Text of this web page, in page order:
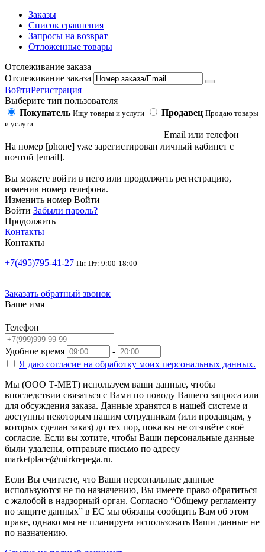
Заказы
Список сравнения
Запросы на возврат
Отложенные товары
Отслеживание заказа
Отслеживание заказа
ВойтиРегистрация
Выберите тип пользователя
Покупатель Ищу товары и услуги Продавец Продаю товары
и услуги
Email или телефон
На номер [phone] уже зарегистирован личный кабинет с
почтой [email].
Вы можете войти в него или продолжить регистрацию,
изменив номер телефона.
Изменить номер Войти
Войти Забыли пароль?
Продолжить
Контакты
Контакты
+7(495)795-41-27 Пн-Пт: 9:00-18:00
Заказать обратный звонок
Ваше имя
Телефон
Удобное время
-
Я даю согласие на обработку моих персональных данных.
Мы (ООО Т-МЕТ) используем ваши данные, чтобы
впоследствии связаться с Вами по поводу Вашего запроса или
для обсуждения заказа. Данные хранятся в нашей системе и
доступны некоторым нашим сотрудникам (или продавцам, у
которых сделан заказ) до тех пор, пока вы не отзовёте своё
согласие. Если вы хотите, чтобы Ваши персональные данные
были удалены, отправьте письмо по адресу
marketplace@mirkrepega.ru.
Если Вы считаете, что Ваши персональные данные
используются не по назначению, Вы имеете право обратиться
с жалобой в надзорный орган. Согласно “Общему регламенту
по защите данных” в ЕС мы обязаны сообщить Вам об этом
праве, однако мы не планируем использовать Ваши данные не
по назначению.